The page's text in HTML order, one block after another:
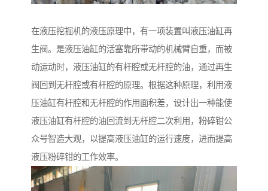
在液压挖掘机的液压原理中，有一项装置叫液压油缸再
生阀。是液压油缸的活塞靠所带动的机械臂自重，而被
动运动时，液压油缸的有杆腔或无杆腔的油，通过再生
阀回到无杆腔或有杆腔的原理。根据这种原理，利用液
压油缸有杆腔和无杆腔的作用面积差，设计出一种能使
液压油缸有杆腔的油回流到无杆腔二次利用，粉碎钳公
众号智造大观，以提高液压油缸的运行速度，进而提高
液压粉碎钳的工作效率。